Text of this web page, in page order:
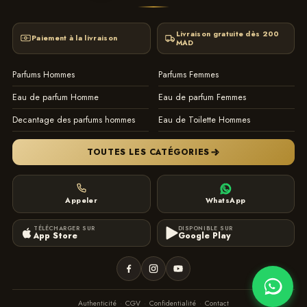
Paiement à la livraison
Livraison gratuite dès 200
MAD
Parfums Hommes
Parfums Femmes
Eau de parfum Homme
Eau de parfum Femmes
Decantage des parfums hommes
Eau de Toilette Hommes
TOUTES LES CATÉGORIES
Appeler WhatsApp
TÉLÉCHARGER SUR
App Store
DISPONIBLE SUR
Google Play
Authenticité · CGV · Confidentialité · Contact